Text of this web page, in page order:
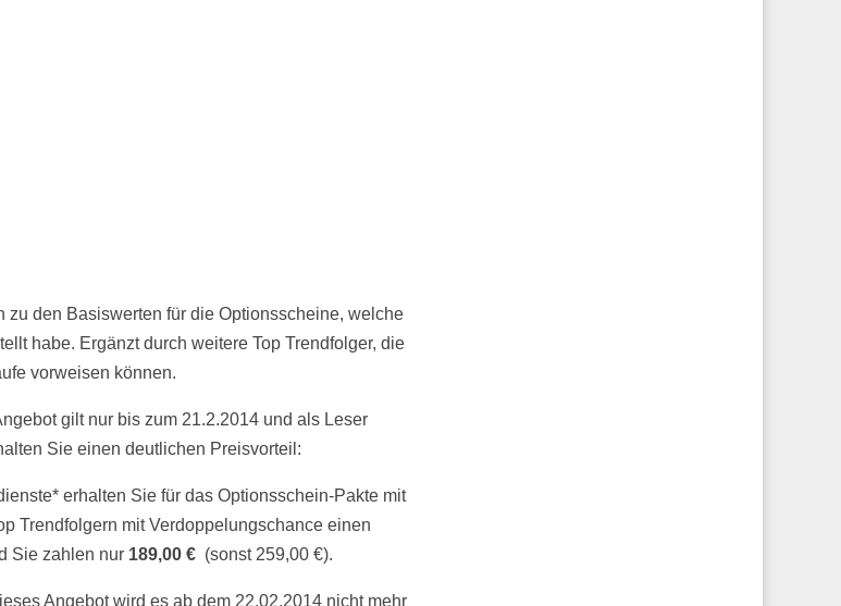
zu den Basiswerten für die Optionsscheine, welche
habe. Ergänzt durch weitere Top Trendfolger, die
vorweisen können.
gilt nur bis zum 21.2.2014 und als Leser
Sie einen deutlichen Preisvorteil:
erhalten Sie für das Optionsschein-Pakte mit
Trendfolgern mit Verdoppelungschance einen
Sie zahlen nur 189,00 € (sonst 259,00 €).
Angebot wird es ab dem 22.02.2014 nicht mehr